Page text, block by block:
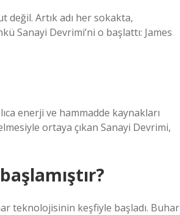
değil. Artık adı her sokakta,
Sanayi Devrimi’ni o başlattı: James
enerji ve hammadde kaynakları
ortaya çıkan Sanayi Devrimi,
teknolojisinin keşfiyle başladı. Buhar